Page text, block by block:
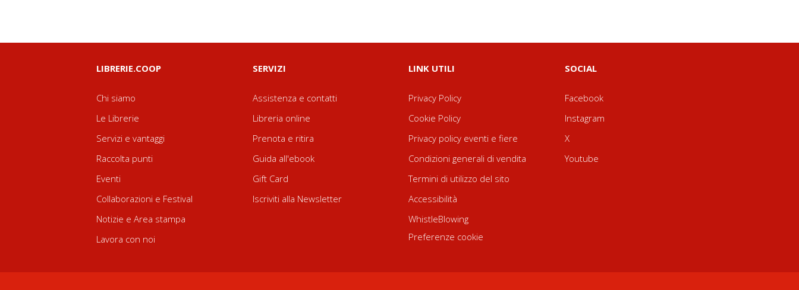
LIBRERIE.COOP
Chi siamo
Le Librerie
Servizi e vantaggi
Raccolta punti
Eventi
Collaborazioni e Festival
Notizie e Area stampa
Lavora con noi
SERVIZI
Assistenza e contatti
Libreria online
Prenota e ritira
Guida all'ebook
Gift Card
Iscriviti alla Newsletter
LINK UTILI
Privacy Policy
Cookie Policy
Privacy policy eventi e fiere
Condizioni generali di vendita
Termini di utilizzo del sito
Accessibilità
WhistleBlowing
Preferenze cookie
SOCIAL
Facebook
Instagram
X
Youtube